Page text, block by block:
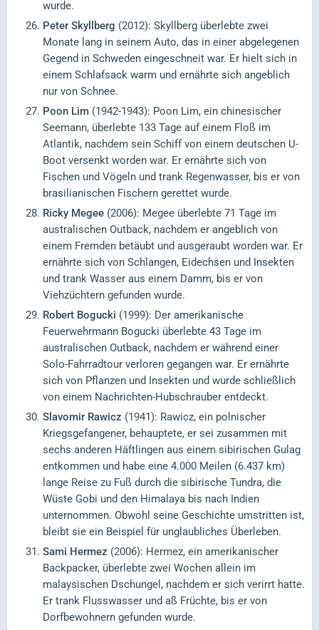
wurde.
Peter Skyllberg (2012): Skyllberg überlebte zwei
Monate lang in seinem Auto, das in einer abgelegenen
Gegend in Schweden eingeschneit war. Er hielt sich in
einem Schlafsack warm und ernährte sich angeblich
nur von Schnee.
Poon Lim (1942-1943): Poon Lim, ein chinesischer
Seemann, überlebte 133 Tage auf einem Floß im
Atlantik, nachdem sein Schiff von einem deutschen U-
Boot versenkt worden war. Er ernährte sich von
Fischen und Vögeln und trank Regenwasser, bis er von
brasilianischen Fischern gerettet wurde.
Ricky Megee (2006): Megee überlebte 71 Tage im
australischen Outback, nachdem er angeblich von
einem Fremden betäubt und ausgeraubt worden war. Er
ernährte sich von Schlangen, Eidechsen und Insekten
und trank Wasser aus einem Damm, bis er von
Viehzüchtern gefunden wurde.
Robert Bogucki (1999): Der amerikanische
Feuerwehrmann Bogucki überlebte 43 Tage im
australischen Outback, nachdem er während einer
Solo-Fahrradtour verloren gegangen war. Er ernährte
sich von Pflanzen und Insekten und wurde schließlich
von einem Nachrichten-Hubschrauber entdeckt.
Slavomir Rawicz (1941): Rawicz, ein polnischer
Kriegsgefangener, behauptete, er sei zusammen mit
sechs anderen Häftlingen aus einem sibirischen Gulag
entkommen und habe eine 4.000 Meilen (6.437 km)
lange Reise zu Fuß durch die sibirische Tundra, die
Wüste Gobi und den Himalaya bis nach Indien
unternommen. Obwohl seine Geschichte umstritten ist,
bleibt sie ein Beispiel für unglaubliches Überleben.
Sami Hermez (2006): Hermez, ein amerikanischer
Backpacker, überlebte zwei Wochen allein im
malaysischen Dschungel, nachdem er sich verirrt hatte.
Er trank Flusswasser und aß Früchte, bis er von
Dorfbewohnern gefunden wurde.